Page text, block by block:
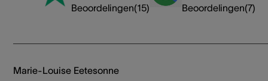
Beoordelingen(15) Beoordelingen(7)
Marie-Louise Eetesonne